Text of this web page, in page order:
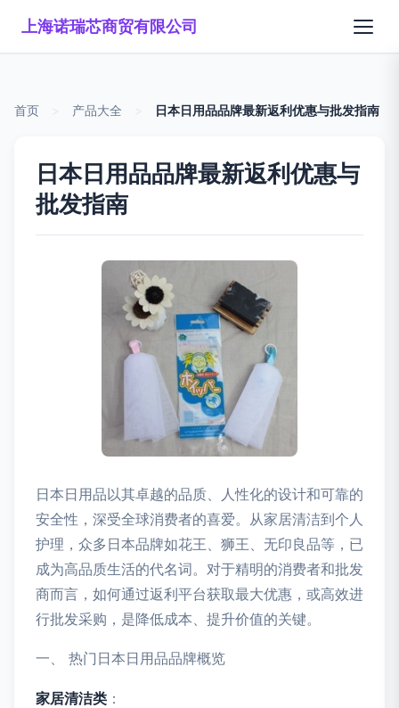
上海诺瑞芯商贸有限公司
首页 产品大全 日本日用品品牌最新返利优惠与批发指南
日本日用品品牌最新返利优惠与
批发指南
日本日用品以其卓越的品质、人性化的设计和可靠的
安全性，深受全球消费者的喜爱。从家居清洁到个人
护理，众多日本品牌如花王、狮王、无印良品等，已
成为高品质生活的代名词。对于精明的消费者和批发
商而言，如何通过返利平台获取最大优惠，或高效进
行批发采购，是降低成本、提升价值的关键。
一、 热门日本日用品品牌概览
家居清洁类 ：